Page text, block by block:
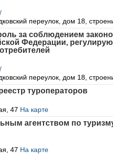
переулок, дом 18,
за соблюдением
Федерации,
переулок, дом 18,
туроператоров
47 На карте
агентством по
47 На карте